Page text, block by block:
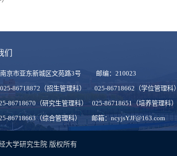
们
南京市亚东新城区文苑路3号 邮编：210023
86718872（招生管理科） 025-86718662（学位管理科）
（研究生管理科） 025-86718651（培养管理科）
（综合管理科） 邮箱：ncyjsYJF@163.com
大学研究生院 版权所有